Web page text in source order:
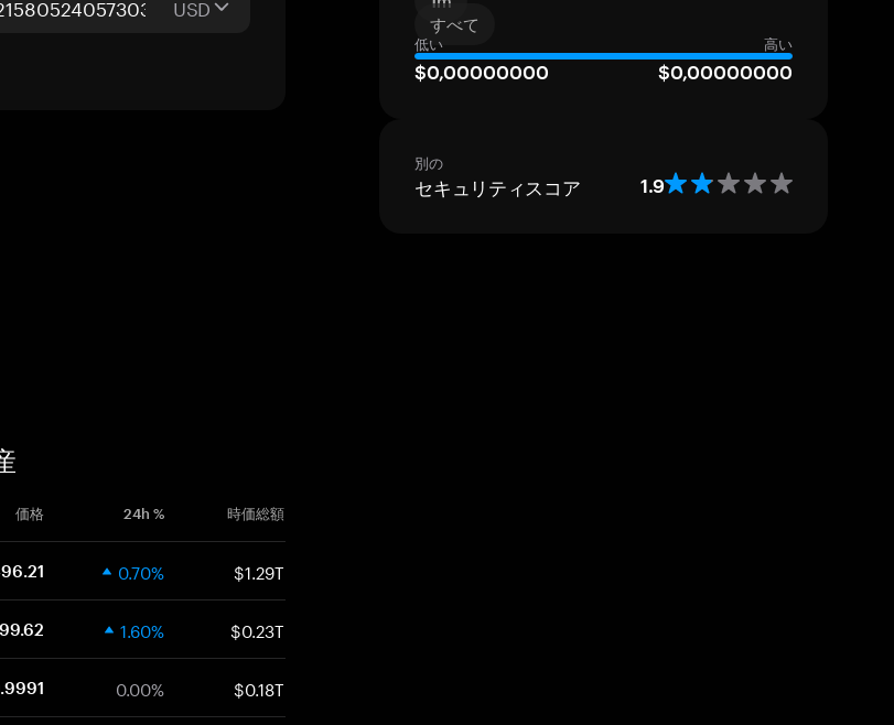
USD
すべて
低い 高い
$0,00000000 $0,00000000
別の
セキュリティスコア 1.9
価格 24h % 時価総額
0.70% $1.29T
1.60% $0.23T
0.00% $0.18T